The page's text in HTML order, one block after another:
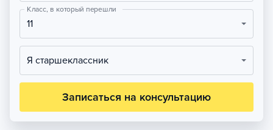
Класс, в который перешли
11
Я старшеклассник
Записаться на консультацию